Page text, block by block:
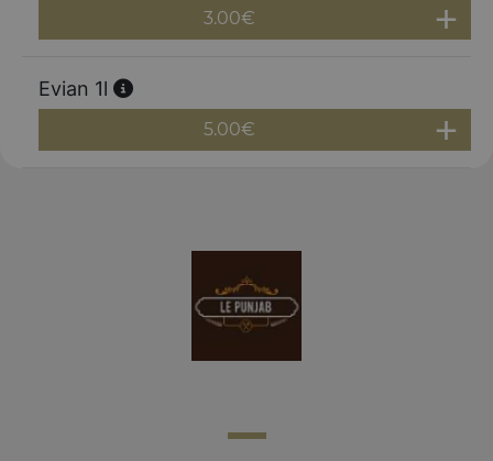
3.00€
Evian 1l
5.00€